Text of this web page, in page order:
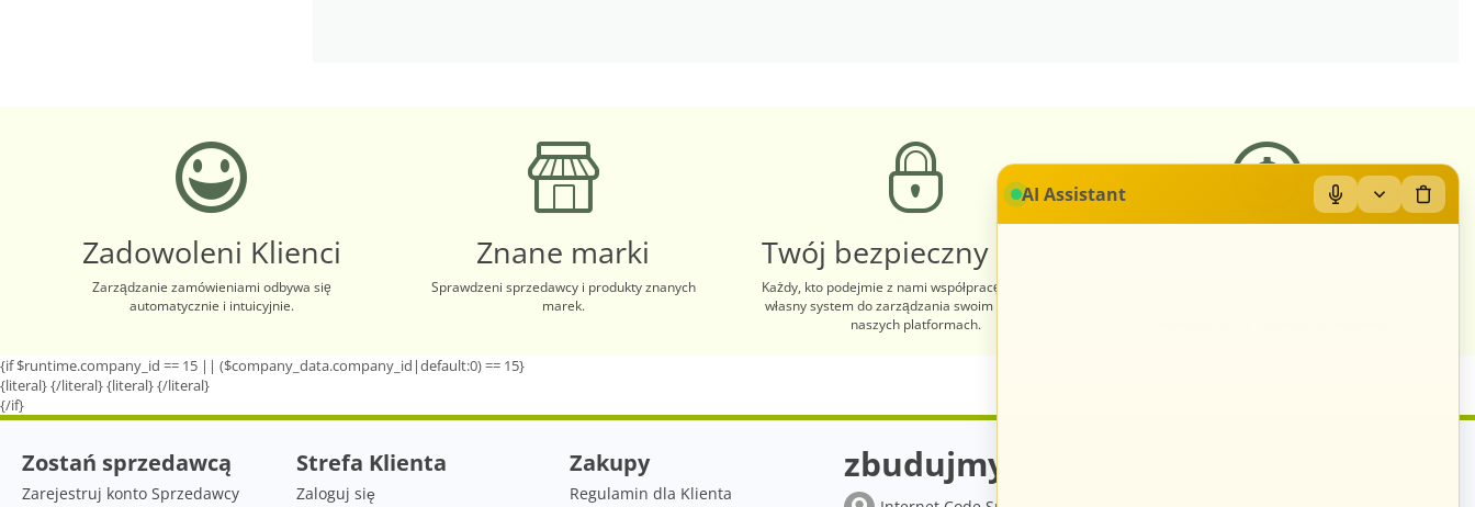
Zadowoleni Klienci
Zarządzanie zamówieniami odbywa się
automatycznie i intuicyjnie.
Znane marki
Sprawdzeni sprzedawcy i produkty znanych
marek.
Twój bezpieczny sklep
Każdy, kto podejmie z nami współpracę, otrzymuje
własny system do zarządzania swoim sklepem na
naszych platformach.
{if $runtime.company_id == 15 || ($company_data.company_id|default:0) == 15}
{literal}{/literal}
AI Assistant
{literal}{/literal}
{/if}
Zostań sprzedawcą
Zarejestruj konto Sprzedawcy
Strefa Klienta
Zaloguj się
Zakupy
Regulamin dla Klienta
zbudujmy.pl